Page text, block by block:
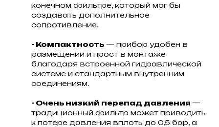
конечном фильтре, который мог бы
создавать дополнительное
сопротивление.
- Компактность — прибор удобен в
размещении и прост в монтаже
благодаря встроенной гидравлической
системе и стандартным внутренним
соединениям.
- Очень низкий перепад давления —
традиционный фильтр может приводить
к потере давления вплоть до 0,5 бар, а